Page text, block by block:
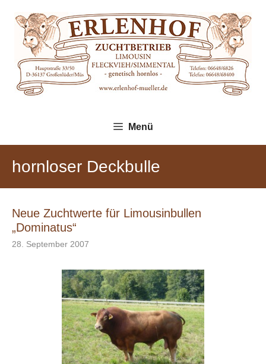
Inhalt
springen
Menü
hornloser Deckbulle
Neue Zuchtwerte für Limousinbullen
„Dominatus“
28. September 2007